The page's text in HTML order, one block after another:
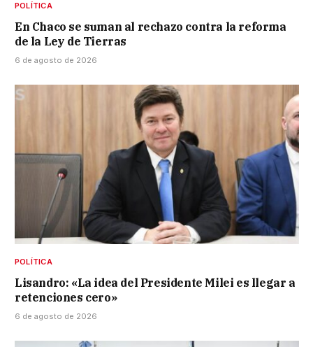
POLÍTICA
En Chaco se suman al rechazo contra la reforma
de la Ley de Tierras
6 de agosto de 2026
POLÍTICA
Lisandro: «La idea del Presidente Milei es llegar a
retenciones cero»
6 de agosto de 2026